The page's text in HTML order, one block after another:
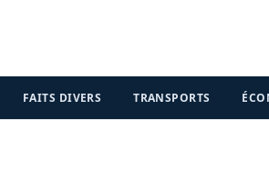
FAITS DIVERS TRANSPORTS